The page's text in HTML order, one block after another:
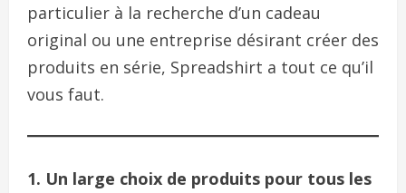
particulier à la recherche d’un cadeau
original ou une entreprise désirant créer des
produits en série, Spreadshirt a tout ce qu’il
vous faut.
1. Un large choix de produits pour tous les